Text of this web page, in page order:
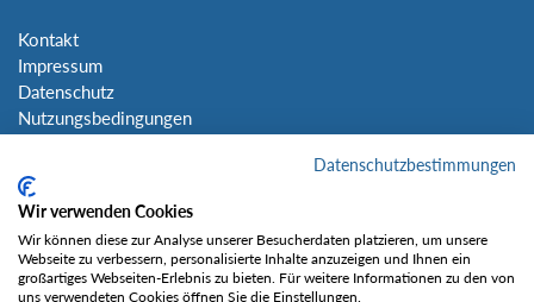
Kontakt
Impressum
Datenschutz
Nutzungsbedingungen
Social Media
Datenschutzbestimmungen
Wir verwenden Cookies
Wir können diese zur Analyse unserer Besucherdaten platzieren, um unsere
Webseite zu verbessern, personalisierte Inhalte anzuzeigen und Ihnen ein
großartiges Webseiten-Erlebnis zu bieten. Für weitere Informationen zu den von
uns verwendeten Cookies öffnen Sie die Einstellungen.